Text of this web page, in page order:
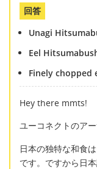
回答
Unagi
Eel
Finely chopped
Hey there mmts!
ユーコネクトのアー
日本の独特な和食
です。ですから日